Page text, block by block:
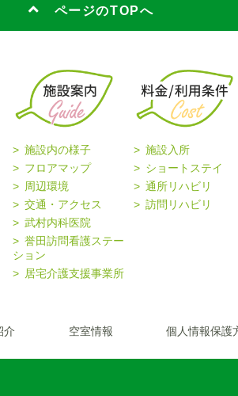
ページのTOPへ
施設内の様子
フロアマップ
周辺環境
交通・アクセス
武村内科医院
誉田訪問看護ステー
ション
居宅介護支援事業所
施設入所
ショートステイ
通所リハビリ
訪問リハビリ
介 空室情報 個人情報保護